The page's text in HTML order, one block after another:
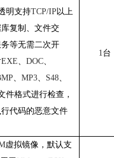
明支持TCP/IP以上
复制、文件交
等无需二次开
EXE、DOC、
、MP3、 S48、
件格式进行检查，
代码的恶意文件
1台
虚拟镜像，默认支